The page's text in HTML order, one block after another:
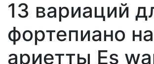
13 вариаций
фортепиано
ариетты Es